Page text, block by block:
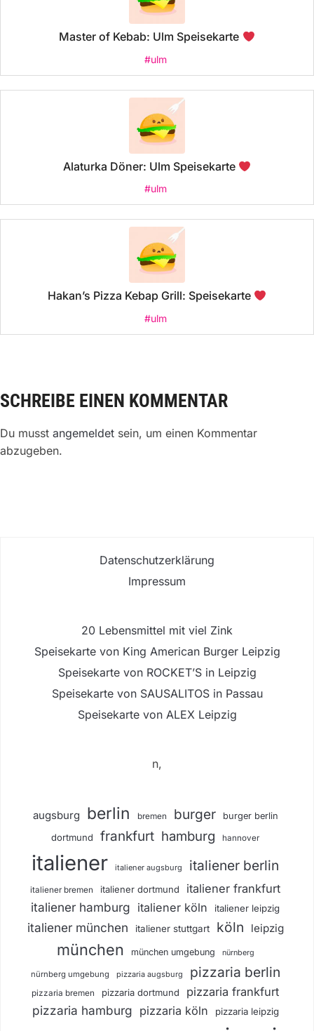
Master of Kebab: Ulm Speisekarte
#ulm
Alaturka Döner: Ulm Speisekarte
#ulm
Hakan’s Pizza Kebap Grill: Speisekarte
#ulm
SCHREIBE EINEN KOMMENTAR
Du musst angemeldet sein, um einen Kommentar
abzugeben.
Datenschutzerklärung
Impressum
20 Lebensmittel mit viel Zink
Speisekarte von King American Burger Leipzig
Speisekarte von ROCKET’S in Leipzig
Speisekarte von SAUSALITOS in Passau
Speisekarte von ALEX Leipzig
n,
augsburg berlin bremen burger burger berlin
dortmund frankfurt hamburg hannover
italiener italiener augsburg italiener berlin
italiener bremen italiener dortmund italiener frankfurt
italiener hamburg italiener köln italiener leipzig
italiener münchen italiener stuttgart köln leipzig
münchen münchen umgebung nürnberg
nürnberg umgebung pizzaria augsburg pizzaria berlin
pizzaria bremen pizzaria dortmund pizzaria frankfurt
pizzaria hamburg pizzaria köln pizzaria leipzig